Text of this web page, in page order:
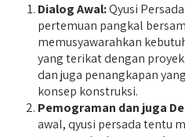
Dialog Awal:Qyusi
pertemuan pangkal
memusyawarahkan
yang terikat dengan
dan juga penangkapan
konsep konstruksi.
Pemograman dan juga
awal, qyusi persada tentu